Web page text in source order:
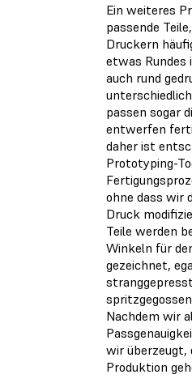
Ein weiteres
passende
Druckern
etwas
auch rund
passen sogar
entwerfen
daher ist
Prototyping-
ohne dass wir
Druck
Teile werden
Winkeln für
gezeichnet,
Nachdem wir
wir überzeugt,
Produktion